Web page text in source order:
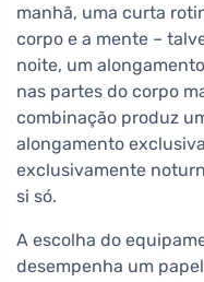
manhã, uma curta
corpo e a mente –
noite, um
nas partes do corpo
combinação produz
alongamento
exclusivamente
si só.
A escolha do
desempenha um